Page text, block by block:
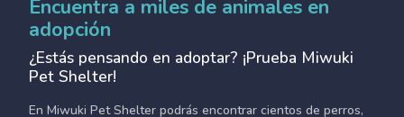
Encuentra a miles de animales en
adopción
¿Estás pensando en adoptar? ¡Prueba Miwuki
Pet Shelter!
En Miwuki Pet Shelter podrás encontrar cientos de perros,